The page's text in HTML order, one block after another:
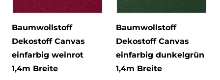
Baumwollstoff
Dekostoff Canvas
einfarbig weinrot
1,4m Breite
Baumwollstoff
Dekostoff Canvas
einfarbig dunkelgrün
1,4m Breite